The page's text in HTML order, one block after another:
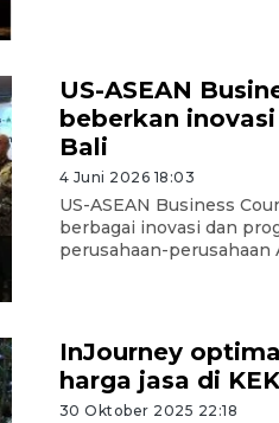
US-ASEAN
beberkan
Bali
4 Juni 2026 18:03
US-ASEAN Business
berbagai inovasi dan
perusahaan-perusahaan
InJourney
harga jasa di
30 Oktober 2025 22:18